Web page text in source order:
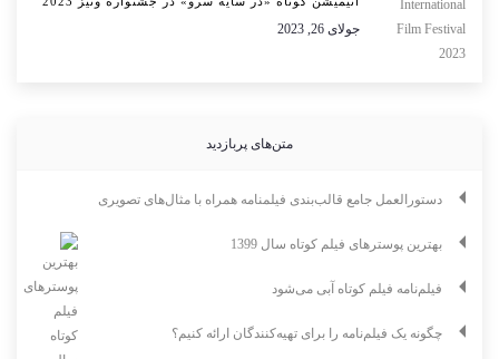
جولای 26, 2023
متن‌های پربازدید
دستورالعمل جامع قالب‌بندی فیلمنامه همراه با مثال‌های تصویری
بهترین پوسترهای فیلم کوتاه سال 1399
فیلم‌نامه فیلم کوتاه آبی می‌شود
چگونه یک فیلم‌نامه را برای تهیه‌کنندگان ارائه کنیم؟